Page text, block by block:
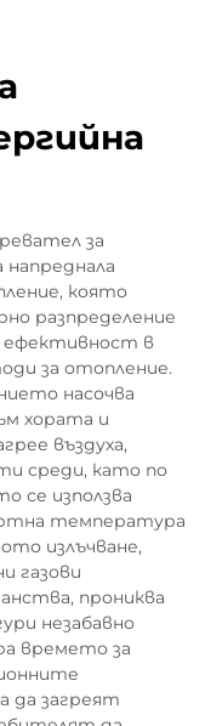
за
която
разпределение
ефективност в
за отопление.
насочва
хората и
въздуха,
среди, като по
се използва
температура
излъчване,
газови
прониква
незабавно
времето за
да загреят